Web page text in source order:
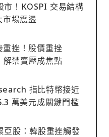
市！KOSPI 交易結構
市場震盪
挫！股價重挫
禁賣壓成焦點
指比特幣接近
萬美元成關鍵門檻
亞股：韓股重挫觸發